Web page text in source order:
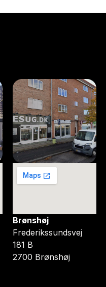
Brønshøj
Frederikssundsvej
181 B
2700 Brønshøj